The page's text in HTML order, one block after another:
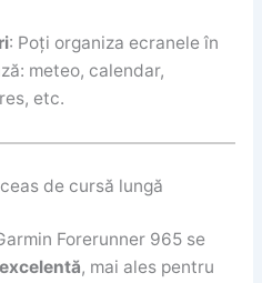
: Poți organiza ecranele în
meteo, calendar,
etc.
de cursă lungă
Forerunner 965 se
, mai ales pentru